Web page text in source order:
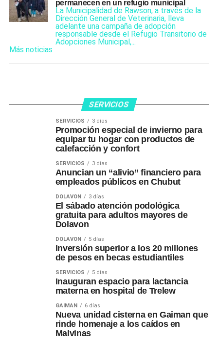
permanecen en un refugio municipal
La Municipalidad de Rawson, a través de la
Dirección General de Veterinaria, lleva
adelante una campaña de adopción
responsable desde el Refugio Transitorio de
Adopciones Municipal,...
Más noticias
SERVICIOS
SERVICIOS 3 días
Promoción especial de invierno para
equipar tu hogar con productos de
calefacción y confort
SERVICIOS 3 días
Anuncian un “alivio” financiero para
empleados públicos en Chubut
DOLAVON 3 días
El sábado atención podológica
gratuita para adultos mayores de
Dolavon
DOLAVON 5 días
Inversión superior a los 20 millones
de pesos en becas estudiantiles
SERVICIOS 5 días
Inauguran espacio para lactancia
materna en hospital de Trelew
GAIMAN 6 días
Nueva unidad cisterna en Gaiman que
rinde homenaje a los caídos en
Malvinas